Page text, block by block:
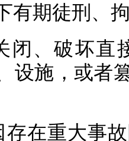
有期徒刑、
、破坏直
设施，或者
重大事故